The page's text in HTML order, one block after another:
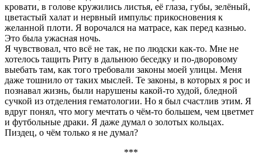
кровати, в голове кружились листья, её глаза, губы, зелёный,
цветастый халат и нервный импульс прикосновения к
желанной плоти. Я ворочался на матрасе, как перед казнью.
Это была ужасная ночь.
Я чувствовал, что всё не так, не по людски как-то. Мне не
хотелось тащить Риту в дальнюю беседку и по-дворовому
выебать там, как того требовали законы моей улицы. Меня
даже тошнило от таких мыслей. Те законы, в которых я рос и
познавал жизнь, были нарушены какой-то худой, бледной
сучкой из отделения гематологии. Но я был счастлив этим. Я
вдруг понял, что могу мечтать о чём-то большем, чем цветмет
и футбольные драки. Я даже думал о золотых кольцах.
Пиздец, о чём только я не думал?
***